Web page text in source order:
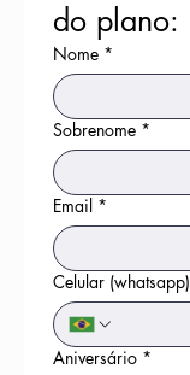
do plano:
Nome *
Sobrenome *
Email *
Celular (whatsapp)
Aniversário *